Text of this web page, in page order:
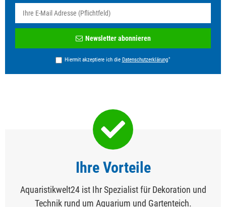
Honig
Newsletter abonnieren
Hiermit akzeptiere ich die Daten­schutz­erklärung*
Ihre Vorteile
Aquaristikwelt24 ist Ihr Spezialist für Dekoration und
Technik rund um Aquarium und Gartenteich.